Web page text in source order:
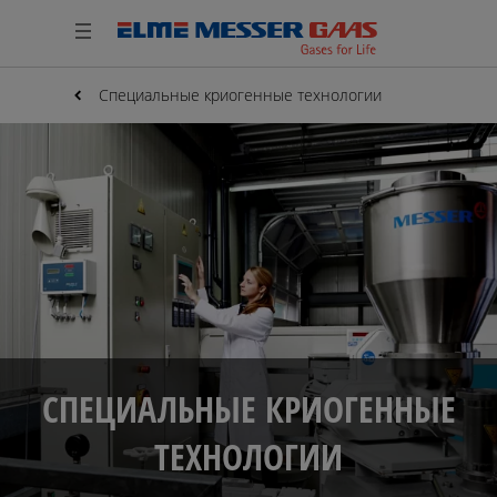
Специальные криогенные технологии
СПЕЦИАЛЬНЫЕ КРИОГЕННЫЕ
ТЕХНОЛОГИИ